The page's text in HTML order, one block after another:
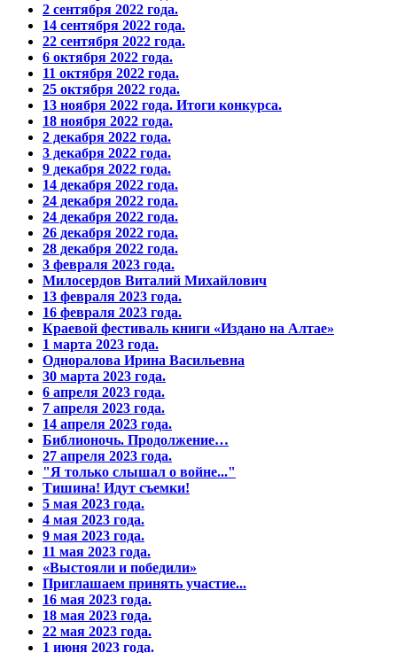
2 сентября 2022 года.
14 сентября 2022 года.
22 сентября 2022 года.
6 октября 2022 года.
11 октября 2022 года.
25 октября 2022 года.
13 ноября 2022 года. Итоги конкурса.
18 ноября 2022 года.
2 декабря 2022 года.
3 декабря 2022 года.
9 декабря 2022 года.
14 декабря 2022 года.
24 декабря 2022 года.
24 декабря 2022 года.
26 декабря 2022 года.
28 декабря 2022 года.
3 февраля 2023 года.
Милосердов Виталий Михайлович
13 февраля 2023 года.
16 февраля 2023 года.
Краевой фестиваль книги «Издано на Алтае»
1 марта 2023 года.
Одноралова Ирина Васильевна
30 марта 2023 года.
6 апреля 2023 года.
7 апреля 2023 года.
14 апреля 2023 года.
Библионочь. Продолжение…
27 апреля 2023 года.
"Я только слышал о войне..."
Тишина! Идут съемки!
5 мая 2023 года.
4 мая 2023 года.
9 мая 2023 года.
11 мая 2023 года.
«Выстояли и победили»
Приглашаем принять участие...
16 мая 2023 года.
18 мая 2023 года.
22 мая 2023 года.
1 июня 2023 года.